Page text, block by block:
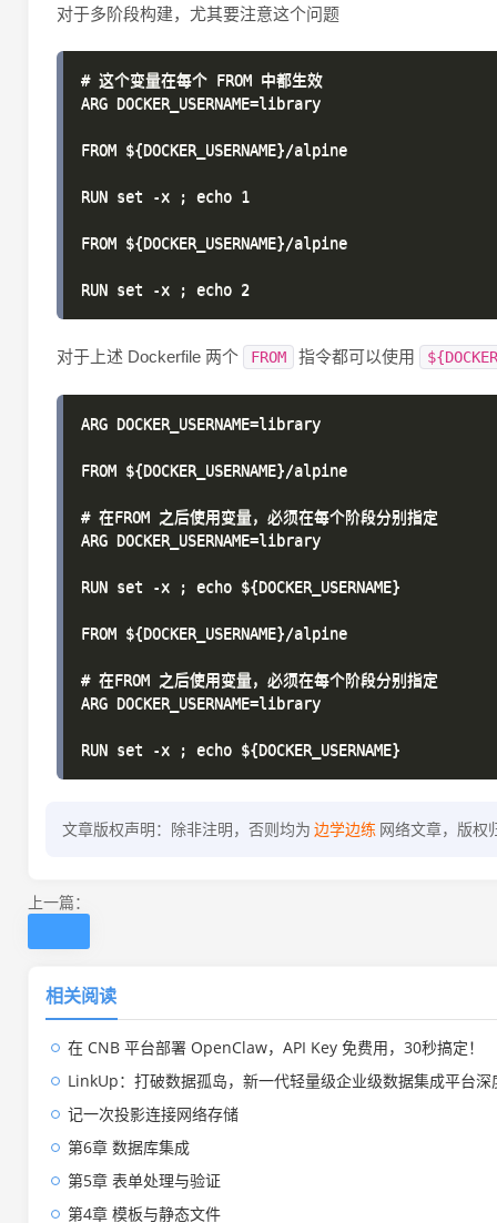
对于多阶段构建，尤其要注意这个问题
# 这个变量在每个 FROM 中都生效
ARG DOCKER_USERNAME=library
FROM ${DOCKER_USERNAME}/alpine
RUN set -x ; echo 1
FROM ${DOCKER_USERNAME}/alpine
对于上述 Dockerfile 两个 FROM 指令都可以使用
ARG DOCKER_USERNAME=library
FROM ${DOCKER_USERNAME}/alpine
# 在FROM 之后使用变量，必须在每个阶段分别指定
ARG DOCKER_USERNAME=library
RUN set -x ; echo ${DOCKER_USERNAME}
FROM ${DOCKER_USERNAME}/alpine
# 在FROM 之后使用变量，必须在每个阶段分别指定
ARG DOCKER_USERNAME=library
文章版权声明：除非注明，否则均为 边学边练 网络文章，版权
上一篇：
相关阅读
在 CNB 平台部署 OpenClaw，API Key 免费用，30秒搞定！
LinkUp：打破数据孤岛，新一代轻量级企业级数据集成平台深
记一次投影连接网络存储
第6章 数据库集成
第5章 表单处理与验证
第4章 模板与静态文件